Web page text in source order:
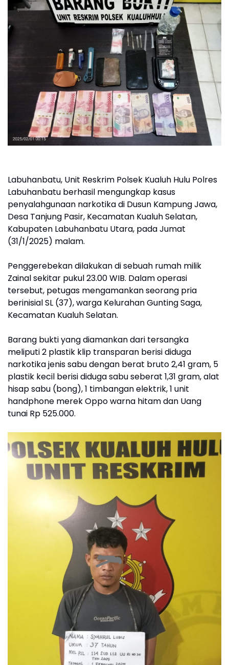
Labuhanbatu, Unit Reskrim Polsek Kualuh Hulu Polres
Labuhanbatu berhasil mengungkap kasus
penyalahgunaan narkotika di Dusun Kampung Jawa,
Desa Tanjung Pasir, Kecamatan Kualuh Selatan,
Kabupaten Labuhanbatu Utara, pada Jumat
(31/1/2025) malam.
Penggerebekan dilakukan di sebuah rumah milik
Zainal sekitar pukul 23.00 WIB. Dalam operasi
tersebut, petugas mengamankan seorang pria
berinisial SL (37), warga Kelurahan Gunting Saga,
Kecamatan Kualuh Selatan.
Barang bukti yang diamankan dari tersangka
meliputi 2 plastik klip transparan berisi diduga
narkotika jenis sabu dengan berat bruto 2,41 gram, 5
plastik kecil berisi diduga sabu seberat 1,31 gram, alat
hisap sabu (bong), 1 timbangan elektrik, 1 unit
handphone merek Oppo warna hitam dan Uang
tunai Rp 525.000.